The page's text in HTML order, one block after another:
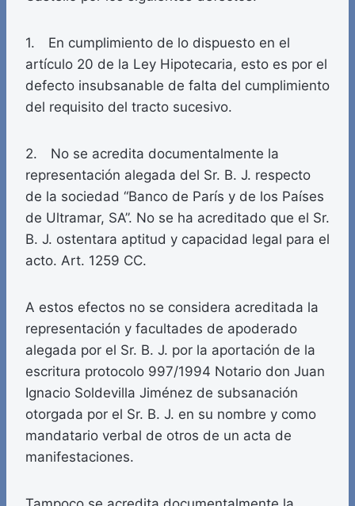
1. En cumplimiento de lo dispuesto en el
artículo 20 de la Ley Hipotecaria, esto es por el
defecto insubsanable de falta del cumplimiento
del requisito del tracto sucesivo.
2. No se acredita documentalmente la
representación alegada del Sr. B. J. respecto
de la sociedad “Banco de París y de los Países
de Ultramar, SA”. No se ha acreditado que el Sr.
B. J. ostentara aptitud y capacidad legal para el
acto. Art. 1259 CC.
A estos efectos no se considera acreditada la
representación y facultades de apoderado
alegada por el Sr. B. J. por la aportación de la
escritura protocolo 997/1994 Notario don Juan
Ignacio Soldevilla Jiménez de subsanación
otorgada por el Sr. B. J. en su nombre y como
mandatario verbal de otros de un acta de
manifestaciones.